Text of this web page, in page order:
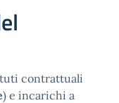
contrattuali
) e incarichi a